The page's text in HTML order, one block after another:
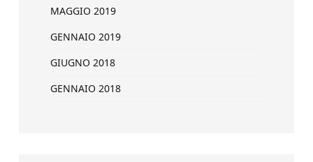
MAGGIO 2019
GENNAIO 2019
GIUGNO 2018
GENNAIO 2018